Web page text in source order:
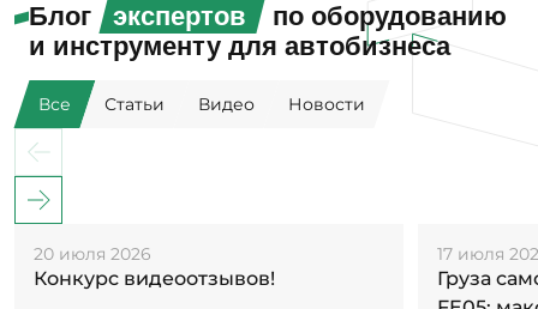
Блог экспертов
по оборудованию
и инструменту для автобизнеса
Все Статьи Видео Новости
20 июля 2026
Конкурс видеоотзывов!
17 июля
Груза